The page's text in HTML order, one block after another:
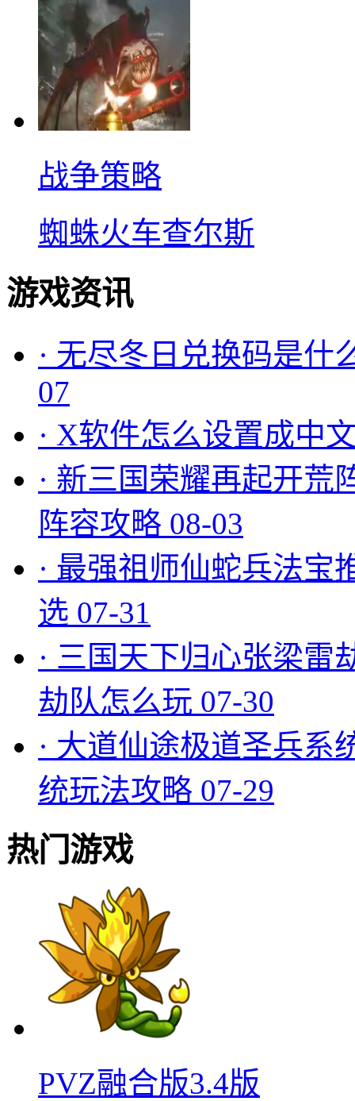
战争策略
蜘蛛火车查尔斯
游戏资讯
· 无尽冬日兑换码是什
07
· X软件怎么设置成中
· 新三国荣耀再起开荒
阵容攻略 08-03
· 最强祖师仙蛇兵法宝
选 07-31
· 三国天下归心张梁雷
劫队怎么玩 07-30
· 大道仙途极道圣兵系
统玩法攻略 07-29
热门游戏
PVZ融合版3.4版